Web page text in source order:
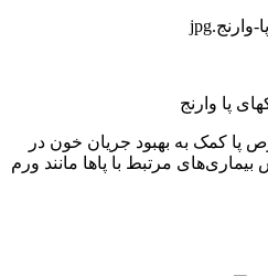
پا کمک به بهبود جریان خون در
مرتبط با پاها مانند ورم